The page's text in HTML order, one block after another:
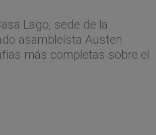
Lago, sede de la
asambleísta Austen
más completas sobre el